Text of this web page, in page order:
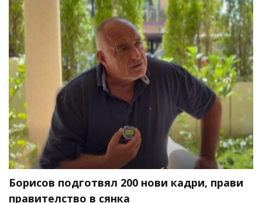
Борисов подготвял 200 нови кадри, прави
правителство в сянка